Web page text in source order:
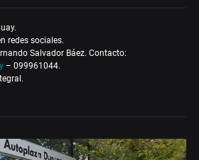
redes sociales.
Salvador Báez. Contacto:
– 099961044.